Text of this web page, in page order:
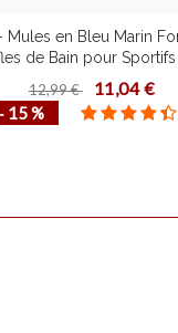
- Mules en Bleu Marin
de Bain pour Sportifs
Qualité Plusieurs Pointures
12,99 € 11,04 €
‐ 15 %